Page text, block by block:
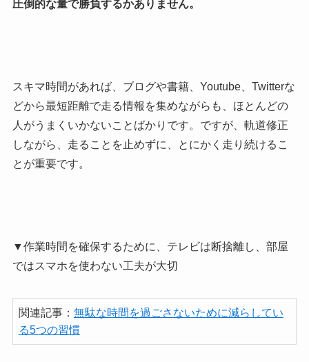
圧倒的な量で勝負するかありません。
スキマ時間があれば、ブログや書籍、Youtube、Twitterな
どから最短距離で走る情報を集めながらも、ほとんどの
人がうまくいかないことばかりです。ですが、軌道修正
しながら、走ることを止めずに、とにかく走り続けるこ
とが重要です。
▼作業時間を確保するために、テレビは断捨離し、部屋
ではスマホを使わない工夫が大切
関連記事： 無駄な時間を過ごさないために減らしてい
る5つの習慣